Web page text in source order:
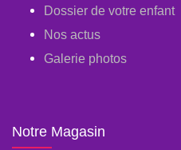
Dossier de votre enfant
Nos actus
Galerie photos
Notre Magasin